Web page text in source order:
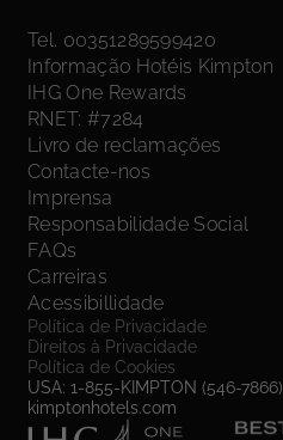
Tel. 00351289599420
Informação Hotéis Kimpton
IHG One Rewards
RNET: #7284
Livro de reclamações
Contacte-nos
Imprensa
Responsabilidade Social
FAQs
Carreiras
Acessibillidade
Política de Privacidade
Direitos à Privacidade
Política de Cookies
USA: 1-855-KIMPTON (546-7866)
kimptonhotels.com